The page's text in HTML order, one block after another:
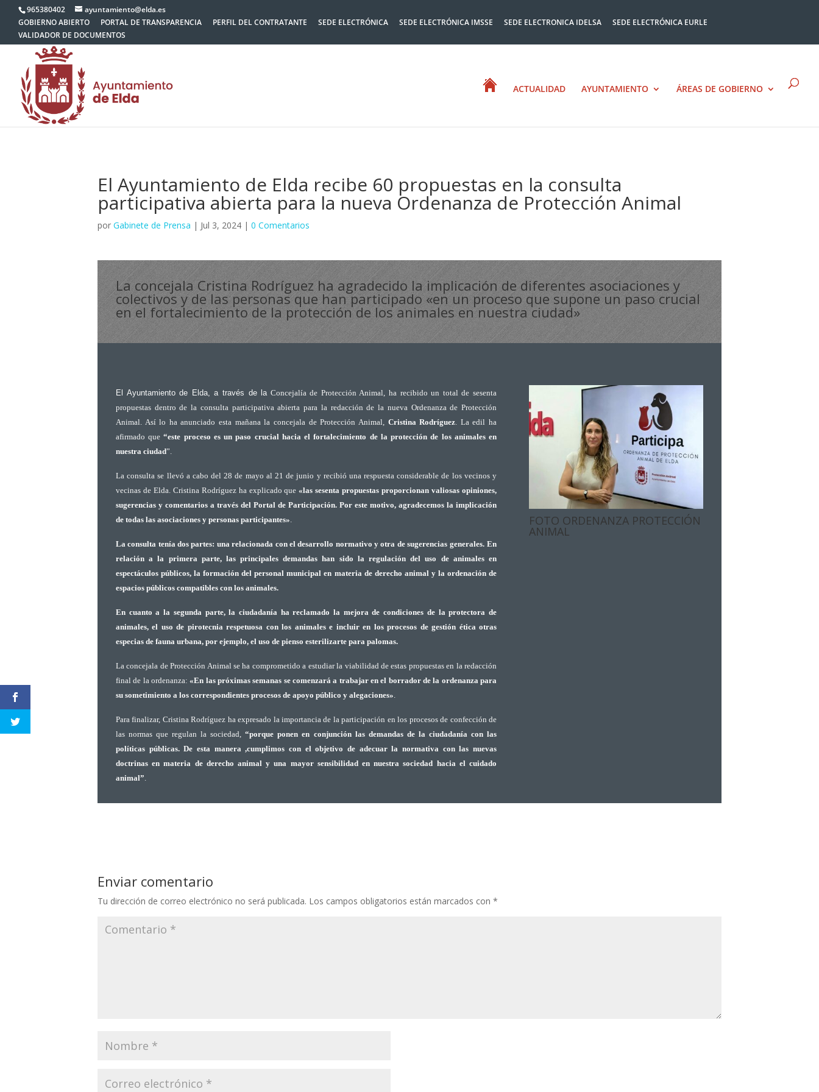
965380402
ayuntamiento@elda.es
GOBIERNO ABIERTO
PORTAL DE TRANSPARENCIA PERFIL DEL CONTRATANTE SEDE ELECTRÓNICA SEDE ELECTRÓNICA IMSSE SEDE ELECTRONICA IDELSA
SEDE ELECTRÓNICA EURLE
VALIDADOR DE DOCUMENTOS
ACTUALIDAD AYUNTAMIENTO ÁREAS DE GOBIERNO
El Ayuntamiento de Elda recibe 60 propuestas en la consulta
participativa abierta para la nueva Ordenanza de Protección Animal
por Gabinete de Prensa | Jul 3, 2024 | 0 Comentarios
La concejala Cristina Rodríguez ha agradecido la implicación de diferentes asociaciones y
colectivos y de las personas que han participado «en un proceso que supone un paso crucial
en el fortalecimiento de la protección de los animales en nuestra ciudad»
El Ayuntamiento de Elda, a través de laConcejalía de Protección Animal, ha recibido un total de sesenta
propuestas dentro de la consulta participativa abierta para la redacción de la nueva Ordenanza de Protección
Animal. Así lo ha anunciado esta mañana la concejala de Protección Animal, Cristina Rodríguez. La edil ha
afirmado que“este proceso es un paso crucial hacia el fortalecimiento de la protección de los animales en
nuestra ciudad”.
La consulta se llevó a cabo del 28 de mayo al 21 de junio y recibió una respuesta considerable de los vecinos y
vecinas de Elda. Cristina Rodríguez ha explicado que«las sesenta propuestas proporcionan valiosas opiniones,
sugerencias y comentarios a través del Portal de Participación. Por este motivo, agradecemos la implicación
de todas las asociaciones y personas participantes».
La consulta tenía dos partes: una relacionada con el desarrollo normativo y otra de sugerencias generales. En
relación a la primera parte, las principales demandas han sido la regulación del uso de animales en
espectáculos públicos, la formación del personal municipal en materia de derecho animal y la ordenación de
espacios públicos compatibles con los animales.
En cuanto a la segunda parte, la ciudadanía ha reclamado la mejora de condiciones de la protectora de
animales, el uso de pirotecnia respetuosa con los animales e incluir en los procesos de gestión ética otras
especias de fauna urbana, por ejemplo, el uso de pienso esterilizarte para palomas.
La concejala de Protección Animal se ha comprometido a estudiar la viabilidad de estas propuestas en la redacción
final de la ordenanza: «En las próximas semanas se comenzará a trabajar en el borrador de la ordenanza para
su sometimiento a los correspondientes procesos de apoyo público y alegaciones».
Para finalizar, Cristina Rodríguez ha expresado la importancia de la participación en los procesos de confección de
las normas que regulan la sociedad,“porque ponen en conjunción las demandas de la ciudadanía con las
políticas públicas. De esta manera ,cumplimos con el objetivo de adecuar la normativa con las nuevas
doctrinas en materia de derecho animal y una mayor sensibilidad en nuestra sociedad hacia el cuidado
animal”.
FOTO ORDENANZA PROTECCIÓN
ANIMAL
Enviar comentario
Tu dirección de correo electrónico no será publicada. Los campos obligatorios están marcados con *